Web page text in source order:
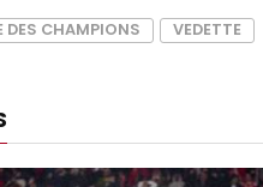
DES CHAMPIONS VEDETTE